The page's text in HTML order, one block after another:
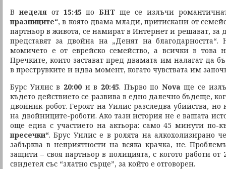
Внеделяот 15:45поБНТ ще се излъчи
празниците“, в която двама млади, притискани от
партньор в живота, се намират в Интернет и решават, за
представят за двойна на „Денят на
момичето е от еврейско семейство, а всички в това
Пречките, които застават пред двамата им налагат да
в преструвките и идва момент, когато чувствата им
Бурс Уилис в 20:00и в 20:45. Първо по Nova ще се
където действието се развива в едно далечно бъдеще,
двойник-робот. Героят на Уилис разследва убийства, но
на двойниците-роботи. Ако тази история не е вашата
още една с участието на актьора: само 45 минути по-
пресечки“. Брус Уилис е в ролята на алкохолизирано
забърква в неприятности на всяка крачка, не.
защити – своя партньор в полицията, с когото работи
свидетел със “златно сърце”, за който е отговорен.